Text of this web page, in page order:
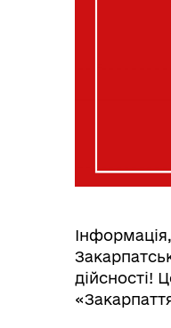
дійсності!